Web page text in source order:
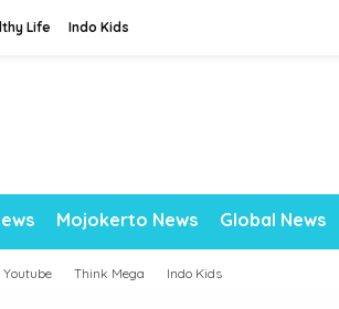
Life Indo Kids
Mojokerto News Global News
Youtube Think Mega Indo Kids